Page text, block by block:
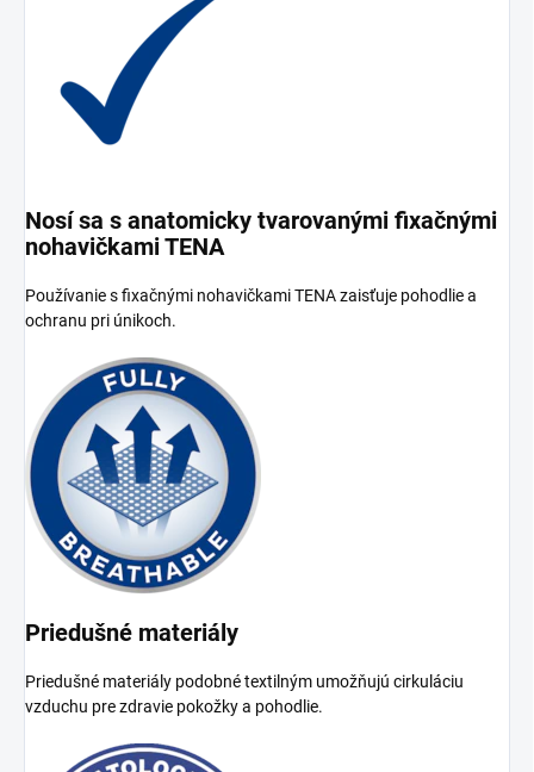
Nosí sa s anatomicky tvarovanými fixačnými
nohavičkami TENA
Používanie s fixačnými nohavičkami TENA zaisťuje pohodlie a
ochranu pri únikoch.
Priedušné materiály
Priedušné materiály podobné textilným umožňujú cirkuláciu
vzduchu pre zdravie pokožky a pohodlie.